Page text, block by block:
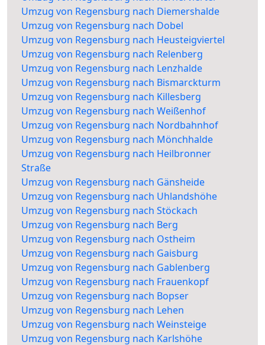
Umzug von Regensburg nach Diemershalde
Umzug von Regensburg nach Dobel
Umzug von Regensburg nach Heusteigviertel
Umzug von Regensburg nach Relenberg
Umzug von Regensburg nach Lenzhalde
Umzug von Regensburg nach Bismarckturm
Umzug von Regensburg nach Killesberg
Umzug von Regensburg nach Weißenhof
Umzug von Regensburg nach Nordbahnhof
Umzug von Regensburg nach Mönchhalde
Umzug von Regensburg nach Heilbronner
Straße
Umzug von Regensburg nach Gänsheide
Umzug von Regensburg nach Uhlandshöhe
Umzug von Regensburg nach Stöckach
Umzug von Regensburg nach Berg
Umzug von Regensburg nach Ostheim
Umzug von Regensburg nach Gaisburg
Umzug von Regensburg nach Gablenberg
Umzug von Regensburg nach Frauenkopf
Umzug von Regensburg nach Bopser
Umzug von Regensburg nach Lehen
Umzug von Regensburg nach Weinsteige
Umzug von Regensburg nach Karlshöhe